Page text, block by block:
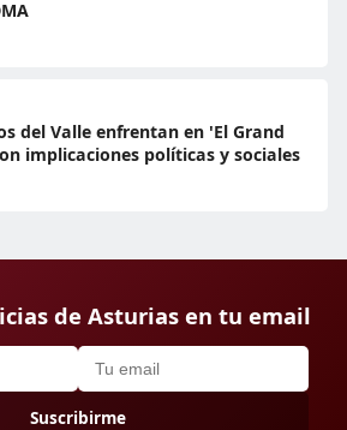
del Valle enfrentan en 'El Grand
implicaciones políticas y sociales
de Asturias en tu email
Suscribirme